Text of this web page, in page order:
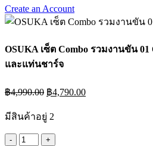
Create an Account
OSUKA เซ็ต Combo รวมงานขัน 01
และแท่นชาร์จ
฿4,990.00 Original
price
was:
฿4,990.00.
฿4,790.00Current
price
มีสินค้าอยู่ 2
จำนวน